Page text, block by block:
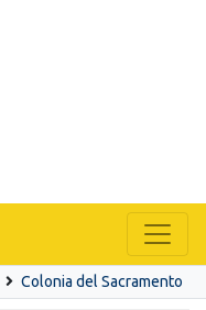
Colonia del Sacramento